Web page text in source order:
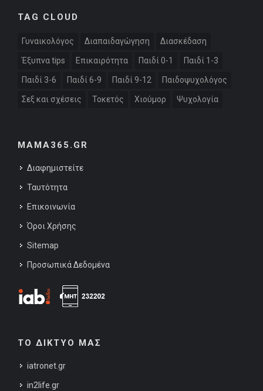
TAG CLOUD
Γυναικολόγος Διαπαιδαγώγηση Διασκέδαση
Έξυπνα tips Επικαιρότητα Παιδί 0-1 Παιδί 1-3
Παιδί 3-6 Παιδί 6-9 Παιδί 9-12 Παιδοψυχολόγος
Σεξ και σχέσεις Τοκετός Χιούμορ Ψυχολογία
MAMA365.GR
Διαφημιστείτε
Ταυτότητα
Επικοινωνία
Όροι Χρήσης
Sitemap
Προσωπικά Δεδομένα
ΤΟ ΔΙΚΤΥΟ ΜΑΣ
iatronet.gr
in2life.gr